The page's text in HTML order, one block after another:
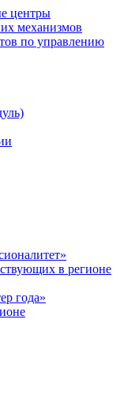
центры
механизмов
по управлению
в регионе
года»